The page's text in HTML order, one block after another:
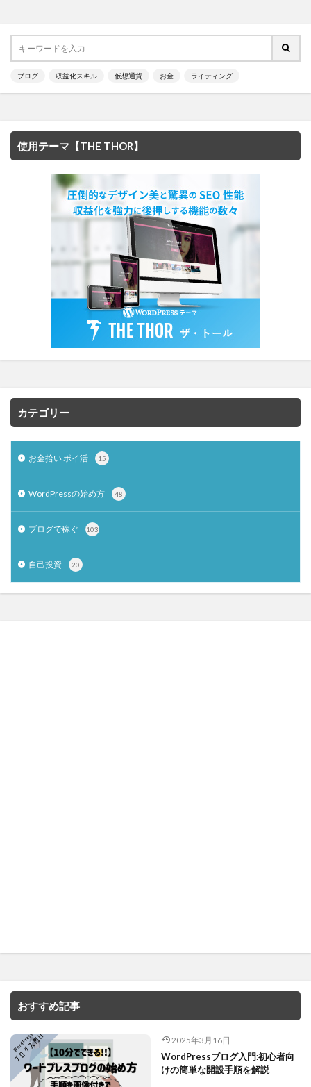
ブログ 収益化スキル 仮想通貨 お金 ライティング
使用テーマ【THE THOR】
カテゴリー
お金拾い ポイ活 15
WordPressの始め方 48
ブログで稼ぐ 103
自己投資 20
おすすめ記事
2025年3月16日
WordPressブログ入門:初心者向
けの簡単な開設手順を解説